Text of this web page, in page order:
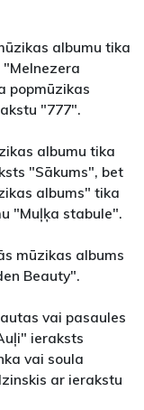
albumu tika
popmūzikas
"777".
albumu tika
"Sākums", bet
albums" tika
"Muļķa stabule".
mūzikas albums
Beauty".
vai pasaules
ieraksts
vai soula
ar ierakstu